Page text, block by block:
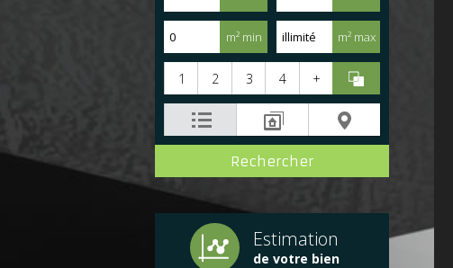
m² min m² max
1 2 3 4 +
Estimation
de votre bien